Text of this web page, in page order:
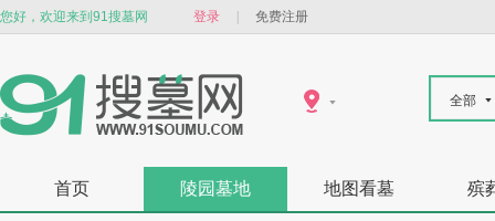
您好，欢迎来到91搜墓网 登录 免费注册
全部
首页 陵园墓地 地图看墓 殡